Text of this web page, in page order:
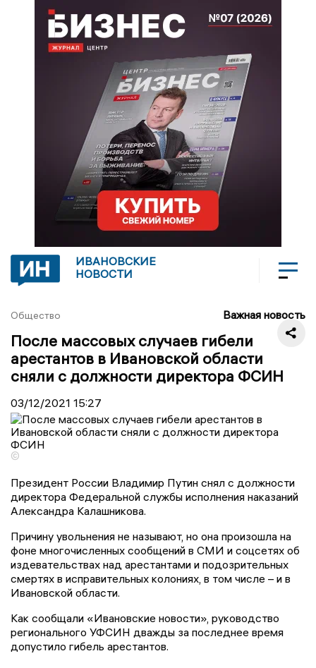
ИВАНОВСКИЕ
НОВОСТИ
Общество Важная новость
После массовых случаев гибели
арестантов в Ивановской области
сняли с должности директора ФСИН
03/12/2021 15:27
©
Президент России Владимир Путин снял с должности
директора Федеральной службы исполнения наказаний
Александра Калашникова.
Причину увольнения не называют, но она произошла на
фоне многочисленных сообщений в СМИ и соцсетях об
издевательствах над арестантами и подозрительных
смертях в исправительных колониях, в том числе – и в
Ивановской области.
Как сообщали «Ивановские новости», руководство
регионального УФСИН дважды за последнее время
допустило гибель арестантов.